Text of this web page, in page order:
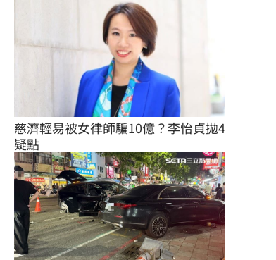
慈濟輕易被女律師騙10億？李怡貞拋4
疑點